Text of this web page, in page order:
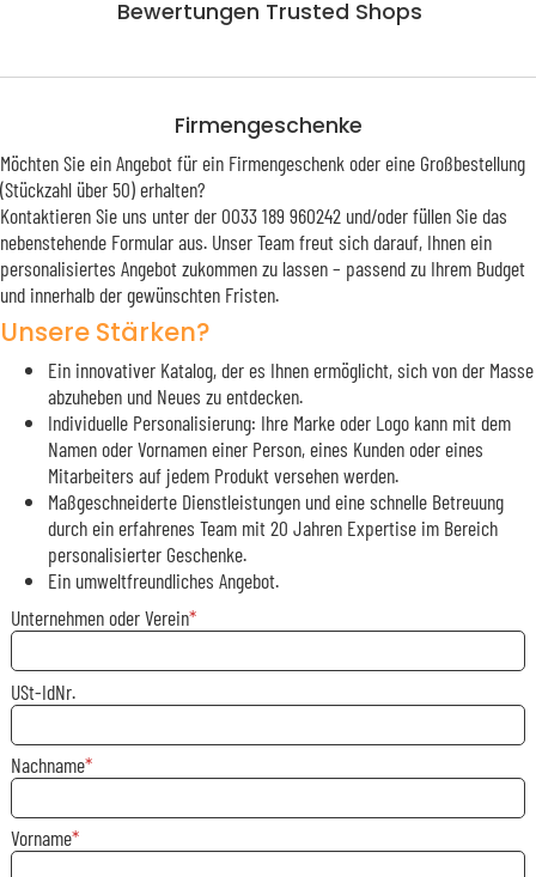
Bewertungen Trusted Shops
Firmengeschenke
Möchten Sie ein Angebot für ein Firmengeschenk oder eine Großbestellung
(Stückzahl über 50) erhalten?
Kontaktieren Sie uns unter der 0033 189 960242 und/oder füllen Sie das
nebenstehende Formular aus. Unser Team freut sich darauf, Ihnen ein
personalisiertes Angebot zukommen zu lassen – passend zu Ihrem Budget
und innerhalb der gewünschten Fristen.
Unsere Stärken?
Ein innovativer Katalog, der es Ihnen ermöglicht, sich von der Masse
abzuheben und Neues zu entdecken.
Individuelle Personalisierung: Ihre Marke oder Logo kann mit dem
Namen oder Vornamen einer Person, eines Kunden oder eines
Mitarbeiters auf jedem Produkt versehen werden.
Maßgeschneiderte Dienstleistungen und eine schnelle Betreuung
durch ein erfahrenes Team mit 20 Jahren Expertise im Bereich
personalisierter Geschenke.
Ein umweltfreundliches Angebot.
Unternehmen oder Verein
USt-IdNr.
Nachname
Vorname